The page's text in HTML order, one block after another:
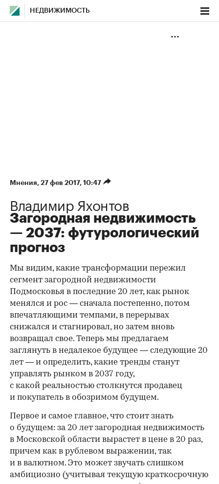
НЕДВИЖИМОСТЬ
Мнения⁠, 27 фев 2017, 10:47
Владимир Яхонтов
Загородная недвижимость
— 2037: футурологический
прогноз
Мы видим, какие трансформации пережил
сегмент загородной недвижимости
Подмосковья в последние 20 лет, как рынок
менялся и рос — сначала постепенно, потом
впечатляющими темпами, в перерывах
снижался и стагнировал, но затем вновь
возвращал свое. Теперь мы предлагаем
заглянуть в недалекое будущее — следующие 20
лет — и определить, какие тренды станут
управлять рынком в 2037 году,
с какой реальностью столкнутся продавец
и покупатель в обозримом будущем.
Первое и самое главное, что стоит знать
о будущем: за 20 лет загородная недвижимость
в Московской области вырастет в цене в 20 раз,
причем как в рублевом выражении, так
и в валютном. Это может звучать слишком
амбициозно (учитывая текущую краткосрочную